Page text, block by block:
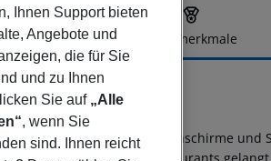
Hotelmerkmale
3
Am Strand sind Sonnenschirme
Ihnen Support bieten
Angebote und
die für Sie
und zu Ihnen
Sie auf „Alle
, wenn Sie
sind. Ihnen reicht